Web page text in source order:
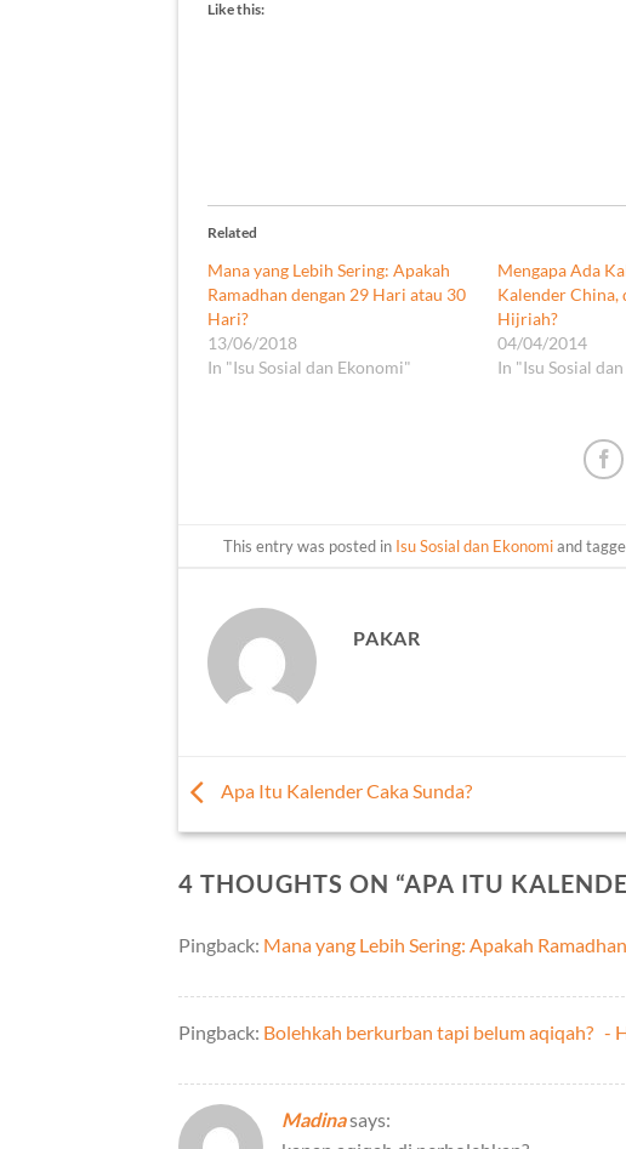
Like this:
Related
Mana yang Lebih Sering: Apakah
Ramadhan dengan 29 Hari atau 30
Hari?
13/06/2018
In "Isu Sosial dan Ekonomi"
Mengapa Ada
Kalender China,
Hijriah?
04/04/2014
In "Isu Sosial
This entry was posted in Isu Sosial dan Ekonomiand
PAKAR
Apa Itu Kalender Caka Sunda?
4 THOUGHTS ON “APA ITU
Pingback: Mana yang Lebih Sering: Apakah
Pingback: Bolehkah berkurban tapi belum aqiqah? -
Madinasays: